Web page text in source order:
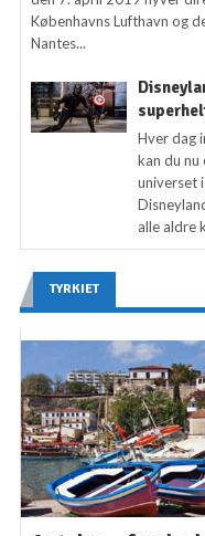
Københavns Lufthavn og
Nantes...
Hver dag
kan du
universet
alle aldre
TYRKIET